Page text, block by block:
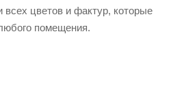
всех цветов и фактур, которые
помещения.